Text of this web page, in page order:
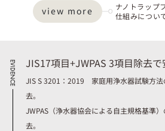
view more
ナノトラップ
仕組みについ
JIS17項目+JWPAS 3項目除去で
JIS S 3201：2019 家庭用浄水器試験方法
去。
JWPAS（浄水器協会による自主規格基準
去。